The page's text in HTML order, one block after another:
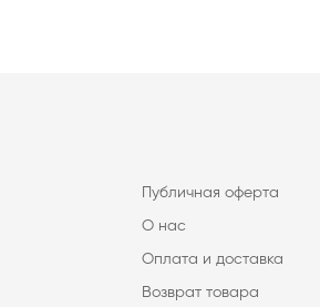
Публичная оферта
О нас
Оплата и доставка
Возврат товара